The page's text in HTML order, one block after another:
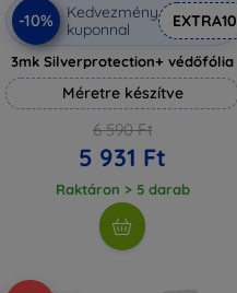
-10%
Kedvezmény
kuponnal
EXTRA10
3mk Silverprotection+ védőfólia
Méretre készítve
6 590 Ft
5 931 Ft
Raktáron > 5 darab